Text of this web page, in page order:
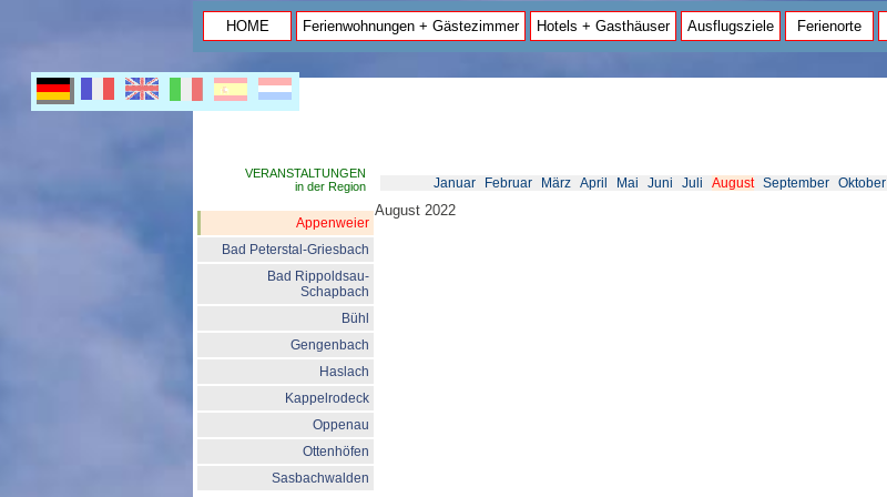
HOME Ferienwohnungen + Gästezimmer Hotels + Gasthäuser Ausflugsziele Ferienorte
VERANSTALTUNGEN
in der Region
Appenweier
Bad Peterstal-Griesbach
Bad Rippoldsau-
Schapbach
Bühl
Gengenbach
Haslach
Kappelrodeck
Oppenau
Ottenhöfen
Sasbachwalden
Januar Februar März April Mai Juni Juli August September Oktober
August 2022